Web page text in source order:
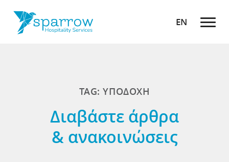
EN
TAG: ΥΠΟΔΟΧΗ
Διαβάστε άρθρα
& ανακοινώσεις